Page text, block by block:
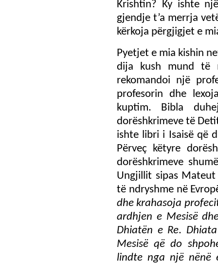
Krishtin? Ky ishte
gjendje t’a merrja
kërkoja përgjigjet e
Pyetjet e mia kishin
dija kush mund të
rekomandoi një
profesorin dhe
kuptim. Bibla
dorëshkrimeve të
ishte libri i Isaisë që
Përveç këtyre
dorëshkrimeve
Ungjillit sipas
të ndryshme në
dhe krahasoja
ardhjen e Mesisë
Dhiatën e Re.
Mesisë që do
lindte nga një nënë